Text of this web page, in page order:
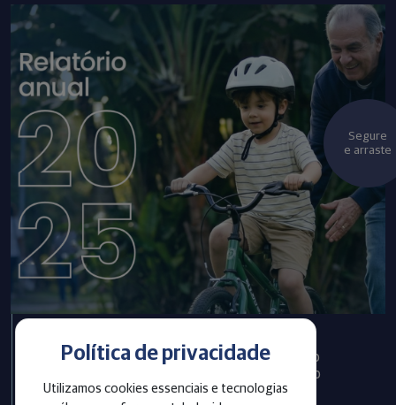
Política de privacidade
Utilizamos cookies essenciais e tecnologias
Infraprev publica Relatório
Anual com informações do
exercício 2025
Segure
e arraste